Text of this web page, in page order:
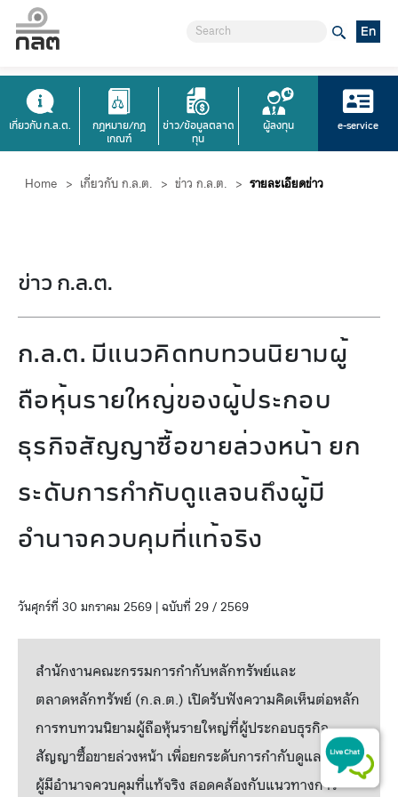
En
เกี่ยวกับ ก.ล.ต.
กฎหมาย/กฎ
เกณฑ์
ข่าว/ข้อมูลตลาด
ทุน
ผู้ลงทุน e-service
Home > เกี่ยวกับ ก.ล.ต. > ข่าว ก.ล.ต. > รายละเอียดข่าว
ข่าว ก.ล.ต.
ก.ล.ต. มีแนวคิดทบทวนนิยามผู้
ถือหุ้นรายใหญ่ของผู้ประกอบ
ธุรกิจสัญญาซื้อขายล่วงหน้า ยก
ระดับการกำกับดูแลจนถึงผู้มี
อำนาจควบคุมที่แท้จริง
วันศุกร์ที่ 30 มกราคม 2569 | ฉบับที่ 29 / 2569
สำนักงานคณะกรรมการกำกับหลักทรัพย์และ
ตลาดหลักทรัพย์ (ก.ล.ต.) เปิดรับฟังความคิดเห็นต่อหลัก
การทบทวนนิยามผู้ถือหุ้นรายใหญ่ที่ผู้ประกอบธุรกิจ
สัญญาซื้อขายล่วงหน้า เพื่อยกระดับการกำกับดูแลจนถึง
ผู้มีอำนาจควบคุมที่แท้จริง สอดคล้องกับแนวทางการ